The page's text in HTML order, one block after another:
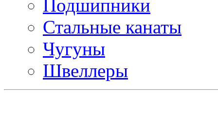
Подшипники
Стальные канаты
Чугуны
Швеллеры